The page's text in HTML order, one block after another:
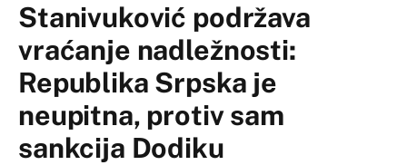
Stanivuković podržava
vraćanje nadležnosti:
Republika Srpska je
neupitna, protiv sam
sankcija Dodiku